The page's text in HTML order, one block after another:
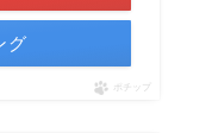
グ
ポチップ